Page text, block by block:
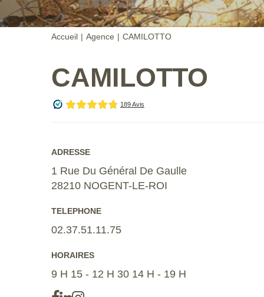
Accueil Agence CAMILOTTO
CAMILOTTO
ADRESSE
1 Rue Du Général De Gaulle
28210 NOGENT-LE-ROI
TELEPHONE
02.37.51.11.75
HORAIRES
9 H 15 - 12 H 30 14 H - 19 H